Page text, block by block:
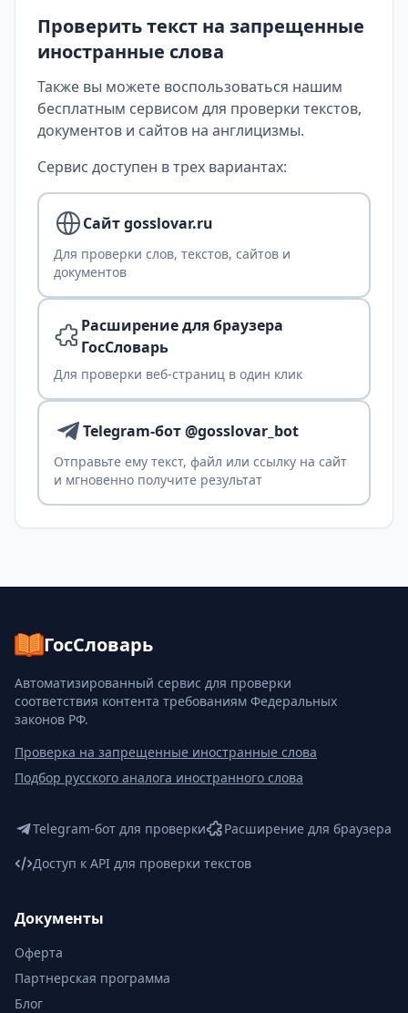
Проверить текст на запрещенные
иностранные слова
Также вы можете воспользоваться нашим
бесплатным сервисом для проверки текстов,
документов и сайтов на англицизмы.
Сервис доступен в трех вариантах:
Сайт gosslovar.ru
Для проверки слов, текстов, сайтов и
документов
Расширение для браузера
ГосСловарь
Для проверки веб-страниц в один клик
Telegram-бот @gosslovar_bot
Отправьте ему текст, файл или ссылку на сайт
и мгновенно получите результат
ГосСловарь
Автоматизированный сервис для проверки
соответствия контента требованиям Федеральных
законов РФ.
Проверка на запрещенные иностранные слова
Подбор русского аналога иностранного слова
Telegram-бот для проверки
Расширение для браузера
Доступ к API для проверки текстов
Документы
Оферта
Партнерская программа
Блог